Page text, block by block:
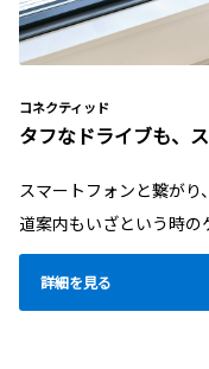
コネクティッド
タフなドライブも、
スマートフォンと繋がり
道案内もいざという時の
詳細を見る